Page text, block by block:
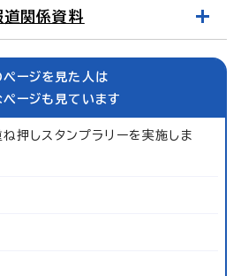
関係資料
ページを見た人は
ページも見ています
ね押しスタンプラリーを実施しま